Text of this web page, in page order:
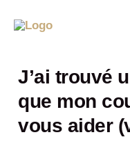
J’ai trouvé
que mon
vous aider